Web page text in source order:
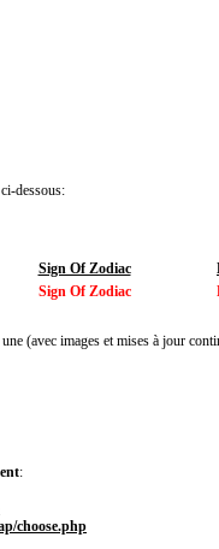
dessous:
Sign Of Zodiac
Sign Of Zodiac
(avec images et mises à jour
:
choose.php